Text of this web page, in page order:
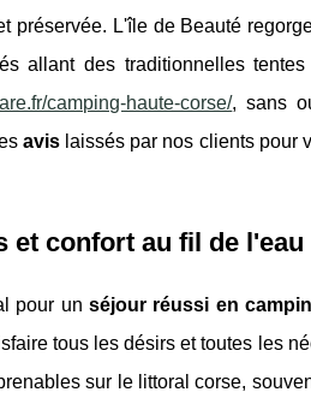
préservée. L'île de Beauté
allant des traditionnelles
camping-haute-corse/, sans
avislaissés par nos clients pour
et confort au fil de l'eau
pour unséjour réussi en
tous les désirs et toutes les
sur le littoral corse,